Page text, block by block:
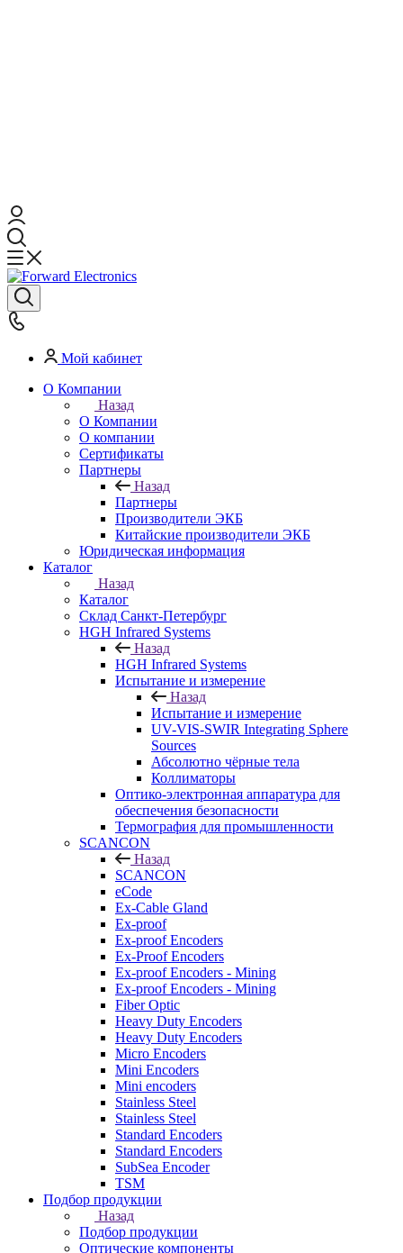
Мой кабинет
О Компании
Назад
О Компании
О компании
Сертификаты
Партнеры
Назад
Партнеры
Производители ЭКБ
Китайские производители ЭКБ
Юридическая информация
Каталог
Назад
Каталог
Cклад Санкт-Петербург
HGH Infrared Systems
Назад
HGH Infrared Systems
Испытание и измерение
Назад
Испытание и измерение
UV-VIS-SWIR Integrating Sphere
Sources
Абсолютно чёрные тела
Коллиматоры
Оптико-электронная аппаратура для
обеспечения безопасности
Термография для промышленности
SCANCON
Назад
SCANCON
eCode
Ex-Cable Gland
Ex-proof
Ex-proof Encoders
Ex-Proof Encoders
Ex-proof Encoders - Mining
Ex-proof Encoders - Mining
Fiber Optic
Heavy Duty Encoders
Heavy Duty Encoders
Micro Encoders
Mini Encoders
Mini encoders
Stainless Steel
Stainless Steel
Standard Encoders
Standard Encoders
SubSea Encoder
TSM
Подбор продукции
Назад
Подбор продукции
Оптические компоненты